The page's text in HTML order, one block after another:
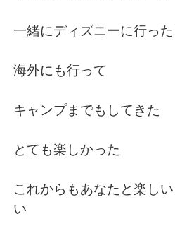
一緒にディズニーに行った
海外にも行って
キャンプまでもしてきた
とても楽しかった
これからもあなたと楽し
い